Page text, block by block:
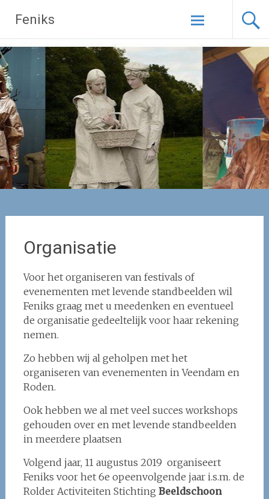
inhoud
springen
Feniks
Organisatie
Voor het organiseren van festivals of
evenementen met levende standbeelden wil
Feniks graag met u meedenken en eventueel
de organisatie gedeeltelijk voor haar rekening
nemen.
Zo hebben wij al geholpen met het
organiseren van evenementen in Veendam en
Roden.
Ook hebben we al met veel succes workshops
gehouden over en met levende standbeelden
in meerdere plaatsen
Volgend jaar, 11 augustus 2019 organiseert
Feniks voor het 6e opeenvolgende jaar i.s.m. de
Rolder Activiteiten Stichting Beeldschoon